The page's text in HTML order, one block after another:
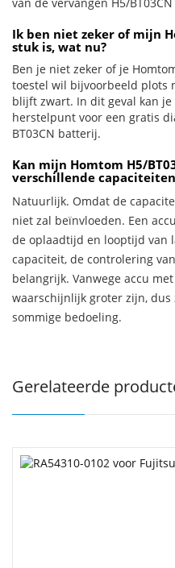
Ik ben niet zeker of mijn
stuk is, wat nu?
Ben je niet zeker of je
toestel wil bijvoorbeeld plots
blijft zwart. In dit geval kan
herstelpunt voor een gratis
BT03CN batterij.
Kan mijn Homtom H5/
verschillende
Natuurlijk. Omdat de
niet zal beïnvloeden. Een
de oplaadtijd en looptijd van
capaciteit, de controlering
belangrijk. Vanwege accu
waarschijnlijk groter zijn,
sommige bedoeling.
Gerelateerde